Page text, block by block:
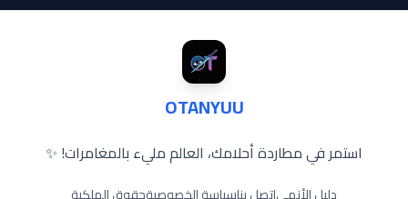
OTANYUU
استمر في مطاردة أحلامك، العالم مليء بالمغامرات! ✨
دليل الأنمياتصل بناسياسة الخصوصيةحقوق الملكية